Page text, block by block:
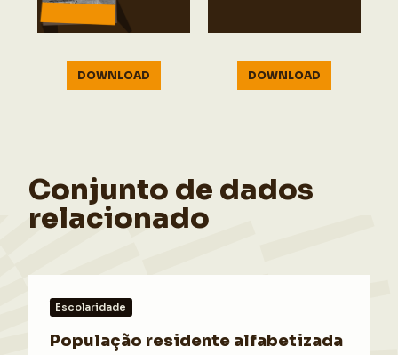
DOWNLOAD DOWNLOAD
Conjunto de dados
relacionado
Escolaridade
População residente alfabetizada